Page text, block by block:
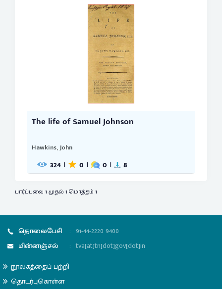
The life of Samuel Johnson
Hawkins, John
324 | 0 | 0 | 8
பார்ப்பவை 1 முதல் 1 மொத்தம் 1
தொலைபேசி : 91-44-2220 9400
மின்னஞ்சல்
: tva[at]tn[dot]gov[dot]in
நூலகத்தைப் பற்றி
தொடர்புகொள்ள